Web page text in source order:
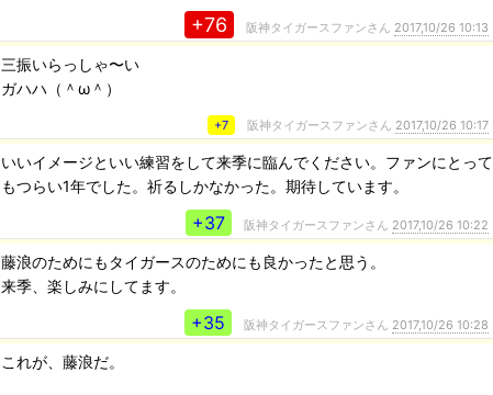
+76 阪神タイガースファンさん 2017,10/26 10:13
三振いらっしゃ〜い
ガハハ（＾ω＾）
+7 阪神タイガースファンさん 2017,10/26 10:17
いいイメージといい練習をして来季に臨んでください。ファンにとって
もつらい1年でした。祈るしかなかった。期待しています。
+37 阪神タイガースファンさん 2017,10/26 10:22
藤浪のためにもタイガースのためにも良かったと思う。
来季、楽しみにしてます。
+35 阪神タイガースファンさん 2017,10/26 10:28
これが、藤浪だ。